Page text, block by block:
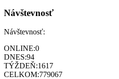
Návštevnosť
Návštevnosť:
ONLINE:0
DNES:94
TÝŽDEŇ:1617
CELKOM:779067